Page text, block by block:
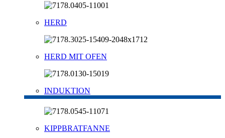
HERD
HERD MIT OFEN
INDUKTION
KIPPBRATFANNE